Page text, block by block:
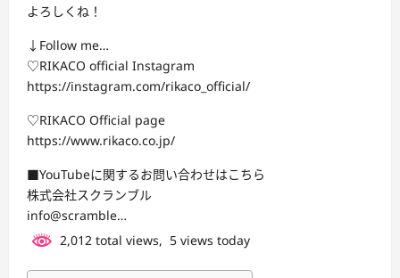
よろしくね！
↓Follow me…
♡RIKACO official Instagram
https://instagram.com/rikaco_official/
♡RIKACO Official page
https://www.rikaco.co.jp/
■YouTubeに関するお問い合わせはこちら
株式会社スクランブル
info@scramble…
2,012 total views, 5 views today